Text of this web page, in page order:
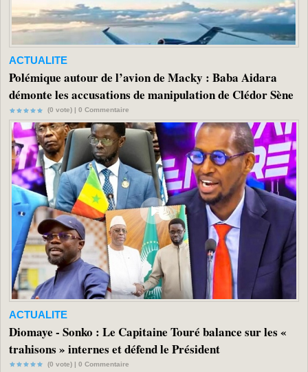
ACTUALITE
Polémique autour de l’avion de Macky : Baba Aidara
démonte les accusations de manipulation de Clédor Sène
(0 vote) | 0 Commentaire
ACTUALITE
Diomaye - Sonko : Le Capitaine Touré balance sur les «
trahisons » internes et défend le Président
(0 vote) | 0 Commentaire